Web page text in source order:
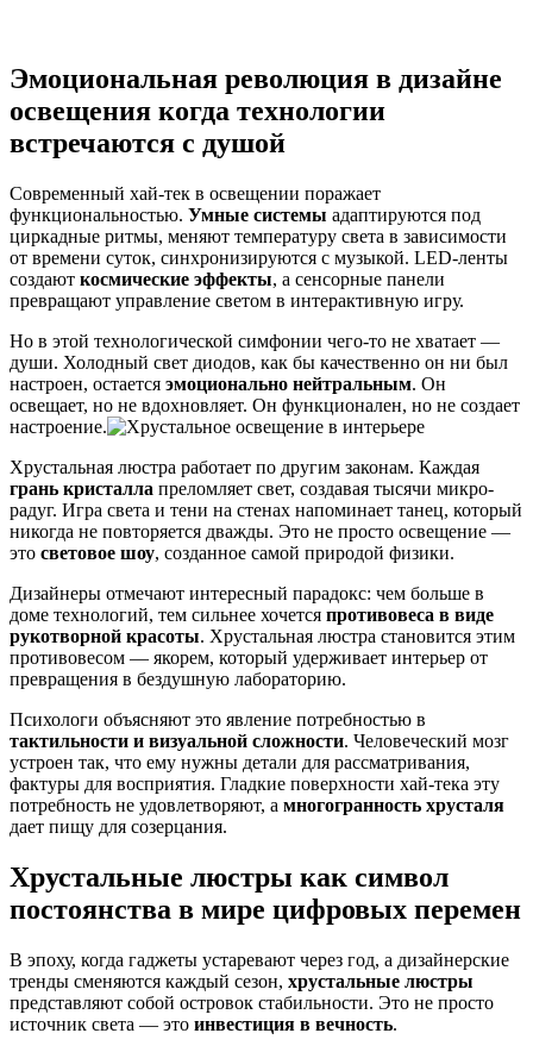
Эмоциональная революция в дизайне
освещения когда технологии
встречаются с душой
Современный хай-тек в освещении поражает
функциональностью. Умные системы адаптируются под
циркадные ритмы, меняют температуру света в зависимости
от времени суток, синхронизируются с музыкой. LED-ленты
создают космические эффекты, а сенсорные панели
превращают управление светом в интерактивную игру.
Но в этой технологической симфонии чего-то не хватает —
души. Холодный свет диодов, как бы качественно он ни был
настроен, остается эмоционально нейтральным. Он
освещает, но не вдохновляет. Он функционален, но не создает
настроение.
Хрустальная люстра работает по другим законам. Каждая
грань кристалла преломляет свет, создавая тысячи микро-
радуг. Игра света и тени на стенах напоминает танец, который
никогда не повторяется дважды. Это не просто освещение —
это световое шоу, созданное самой природой физики.
Дизайнеры отмечают интересный парадокс: чем больше в
доме технологий, тем сильнее хочется противовеса в виде
рукотворной красоты. Хрустальная люстра становится этим
противовесом — якорем, который удерживает интерьер от
превращения в бездушную лабораторию.
Психологи объясняют это явление потребностью в
тактильности и визуальной сложности. Человеческий мозг
устроен так, что ему нужны детали для рассматривания,
фактуры для восприятия. Гладкие поверхности хай-тека эту
потребность не удовлетворяют, а многогранность хрусталя
дает пищу для созерцания.
Хрустальные люстры как символ
постоянства в мире цифровых перемен
В эпоху, когда гаджеты устаревают через год, а дизайнерские
тренды сменяются каждый сезон, хрустальные люстры
представляют собой островок стабильности. Это не просто
источник света — это инвестиция в вечность.